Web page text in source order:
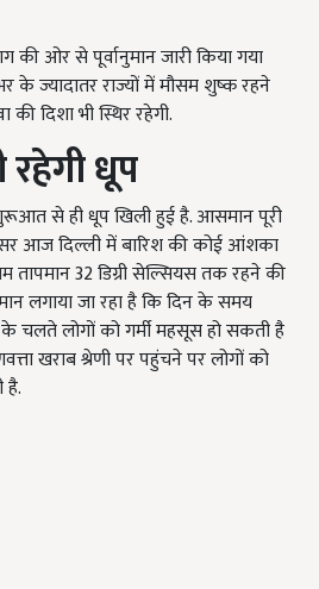
की ओर से पूर्वानुमान जारी किया गया
ज्यादातर राज्यों में मौसम शुष्क रहने
दिशा भी स्थिर रहेगी.
रहेगी धूप
से ही धूप खिली हुई है. आसमान पूरी
आज दिल्ली में बारिश की कोई आंशका
32 डिग्री सेल्सियस तक रहने की
लगाया जा रहा है कि दिन के समय
के चलते लोगों को गर्मी महसूस हो सकती है
खराब श्रेणी पर पहुंचने पर लोगों को
है.